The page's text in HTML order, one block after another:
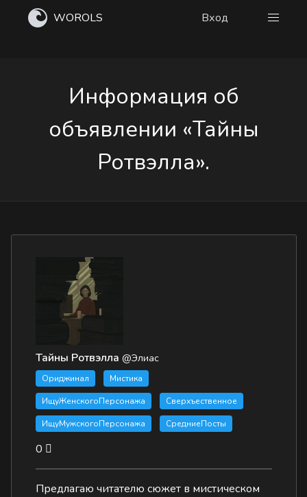
WOROLS Вход
Информация об
объявлении «Тайны
Ротвэлла».
Тайны Ротвэлла @Элиас
Ориджинал Мистика
ИщуЖенскогоПерсонажа Сверхъественное
ИщуМужскогоПерсонажа СредниеПосты
0
Предлагаю читателю сюжет в мистическом